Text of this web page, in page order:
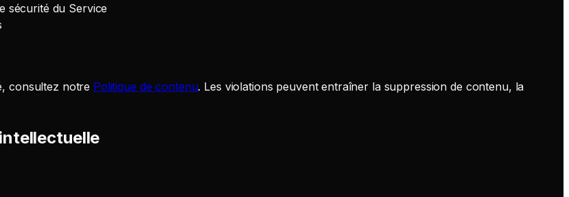
sécurité du Service
consultez notre Politique de contenu. Les violations peuvent entraîner la suppression de contenu, la